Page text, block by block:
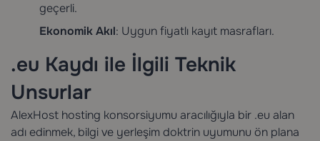
geçerli.
Ekonomik Akıl: Uygun fiyatlı kayıt masrafları.
.eu Kaydı ile İlgili Teknik
Unsurlar
AlexHost hosting konsorsiyumu aracılığıyla bir .eu alan
adı edinmek, bilgi ve yerleşim doktrin uyumunu ön plana